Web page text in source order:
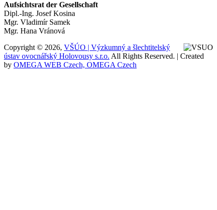
Aufsichtsrat der Gesellschaft
Dipl.-Ing. Josef Kosina
Mgr. Vladimír Samek
Mgr. Hana Vránová
Copyright © 2026, VŠÚO | Výzkumný a šlechtitelský
ústav ovocnářský Holovousy s.r.o. All Rights Reserved. | Created
by OMEGA WEB Czech, OMEGA Czech